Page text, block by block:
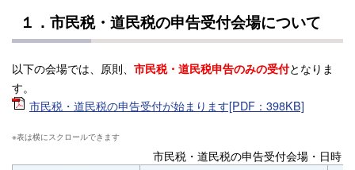
１．市民税・道民税の申告受付会場について
以下の会場では、原則、 市民税・道民税申告のみの受付となりま
す。
市民税・道民税の申告受付が始まります[PDF：398KB]
市民税・道民税の申告受付会場・日時